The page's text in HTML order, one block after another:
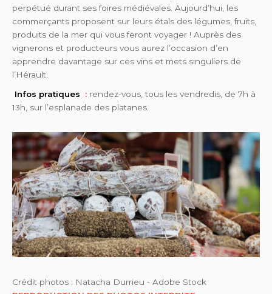
perpétué durant ses foires médiévales. Aujourd’hui, les
commerçants proposent sur leurs étals des légumes, fruits,
produits de la mer qui vous feront voyager ! Auprès des
vignerons et producteurs vous aurez l’occasion d’en
apprendre davantage sur ces vins et mets singuliers de
l’Hérault.
Infos pratiques : rendez-vous, tous les vendredis, de 7h à
13h, sur l’esplanade des platanes.
Crédit photos : Natacha Durrieu - Adobe Stock